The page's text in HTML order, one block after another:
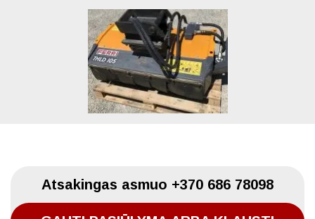
Atsakingas asmuo +370 686 78098